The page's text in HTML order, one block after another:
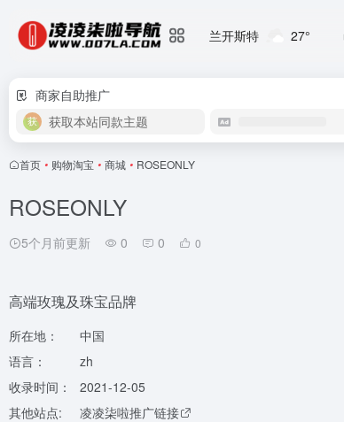
兰开斯特 27°
商家自助推广
获取本站同款主题
首页 • 购物淘宝 • 商城 • ROSEONLY
ROSEONLY
5个月前更新 0 0 0
高端玫瑰及珠宝品牌
所在地：
中国
语言：
zh
收录时间：
2021-12-05
其他站点:
凌凌柒啦推广链接